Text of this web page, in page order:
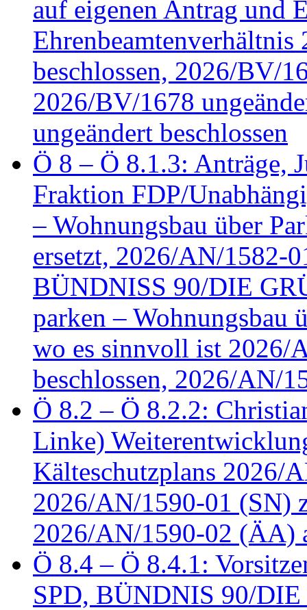
auf eigenen Antrag und
beschlossen, 2026/BV/
2026/BV/1678
ungeändert beschlossen
Ö 8 – Ö 8.1.3: Anträge,
Fraktion FDP/
– Wohnungsbau über
ersetzt, 2026/AN/1582-
BÜNDNISS 90/DIE
parken – Wohnungsbau
wo es sinnvoll ist 2026/
beschlossen, 2026/AN/
Ö 8.2 – Ö 8.2.2:
Linke)
Kälteschutzplans 2026/
2026/AN/1590-01 (SN)
2026/AN/1590-02 (ÄA)
Ö 8.4 – Ö 8.4.1:
SPD, BÜNDNIS 90/